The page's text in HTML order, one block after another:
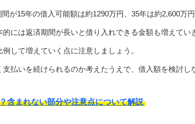
が15年の借入可能額は約1290万円、35年は約2,600万円
には返済期間が長いと借り入れできる金額も増えてい
して増えていく点に注意しましょう。
払いを続けられるのか考えたうえで、借入額を検討し
含まれない部分や注意点について解説